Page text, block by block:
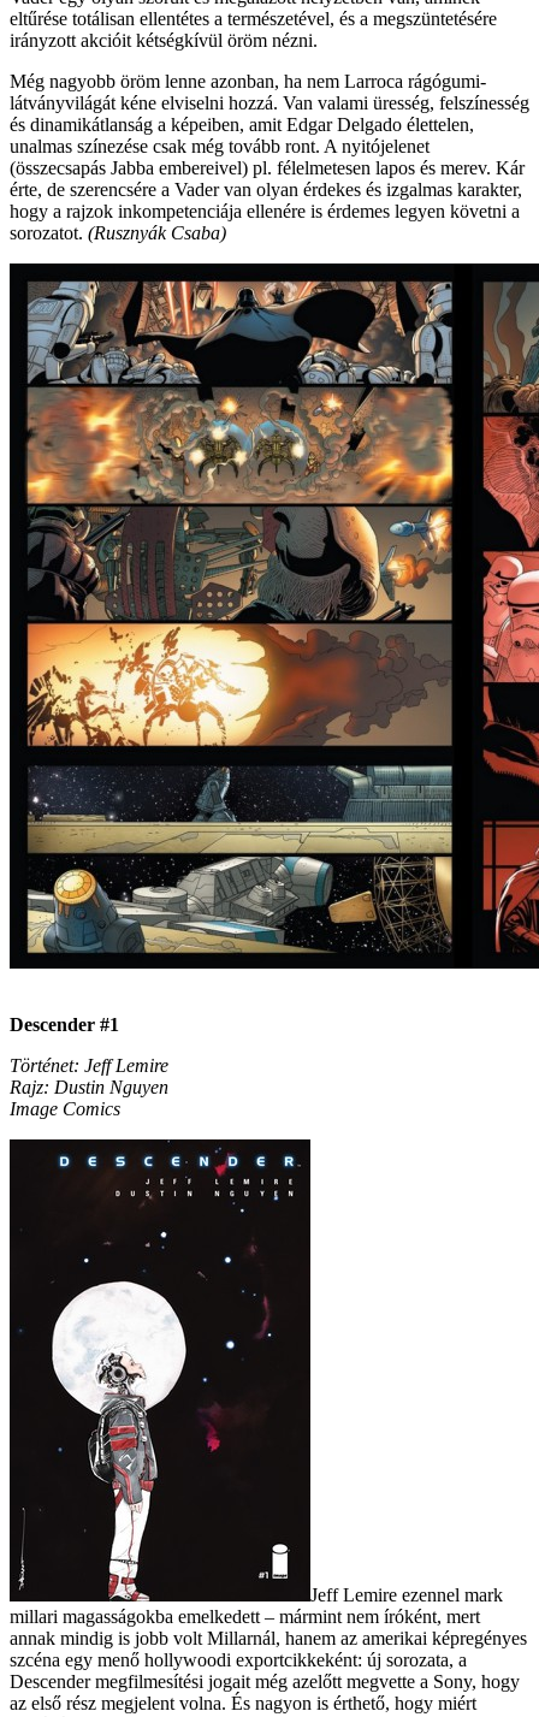
eltűrése totálisan ellentétes a természetével, és a megszüntetésére
irányzott akcióit kétségkívül öröm nézni.
Még nagyobb öröm lenne azonban, ha nem Larroca rágógumi-
látványvilágát kéne elviselni hozzá. Van valami üresség, felszínesség
és dinamikátlanság a képeiben, amit Edgar Delgado élettelen,
unalmas színezése csak még tovább ront. A nyitójelenet
(összecsapás Jabba embereivel) pl. félelmetesen lapos és merev. Kár
érte, de szerencsére a Vader van olyan érdekes és izgalmas karakter,
hogy a rajzok inkompetenciája ellenére is érdemes legyen követni a
sorozatot. (Rusznyák Csaba)
Descender #1
Történet: Jeff Lemire
Rajz: Dustin Nguyen
Image Comics
Jeff Lemire ezennel mark
millari magasságokba emelkedett – mármint nem íróként, mert
annak mindig is jobb volt Millarnál, hanem az amerikai képregényes
szcéna egy menő hollywoodi exportcikkeként: új sorozata, a
Descender megfilmesítési jogait még azelőtt megvette a Sony, hogy
az első rész megjelent volna. És nagyon is érthető, hogy miért